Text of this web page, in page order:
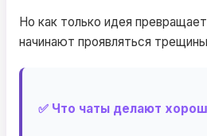
Но как только идея
начинают проявляться
✅ Что чаты делают